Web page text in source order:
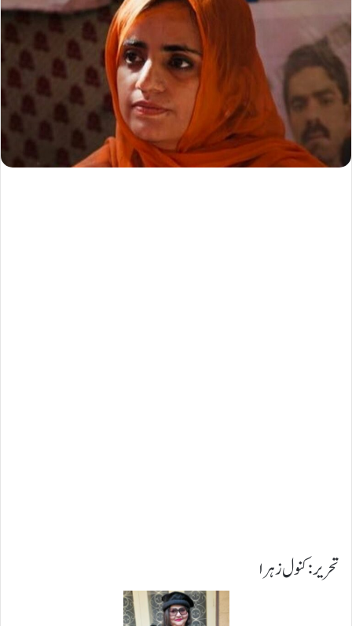
تحریر: کنول زہرا